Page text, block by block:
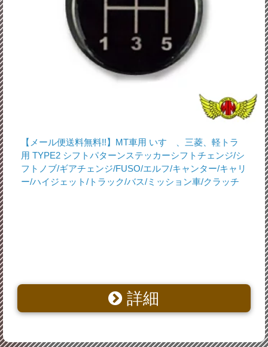
【メール便送料無料!!】MT車用 いすゞ、三菱、軽トラ
用 TYPE2 シフトパターンステッカーシフトチェンジ/シ
フトノブ/ギアチェンジ/FUSO/エルフ/キャンター/キャリ
ー/ハイジェット/トラック/バス/ミッション車/クラッチ
詳細